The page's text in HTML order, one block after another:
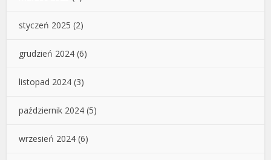
styczeń 2025 (2)
grudzień 2024 (6)
listopad 2024 (3)
październik 2024 (5)
wrzesień 2024 (6)